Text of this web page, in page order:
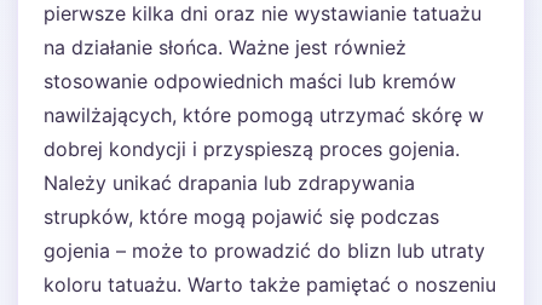
pierwsze kilka dni oraz nie wystawianie tatuażu
na działanie słońca. Ważne jest również
stosowanie odpowiednich maści lub kremów
nawilżających, które pomogą utrzymać skórę w
dobrej kondycji i przyspieszą proces gojenia.
Należy unikać drapania lub zdrapywania
strupków, które mogą pojawić się podczas
gojenia – może to prowadzić do blizn lub utraty
koloru tatuażu. Warto także pamiętać o noszeniu